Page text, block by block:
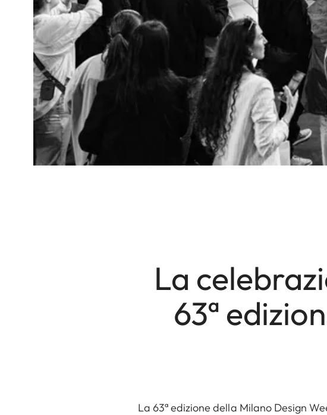
La
63ª
La 63ª edizione della Milano Design